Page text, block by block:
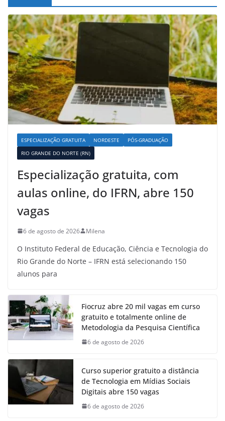
ESPECIALIZAÇÃO GRATUITA NORDESTE
PÓS-GRADUAÇÃO
RIO GRANDE DO NORTE (RN)
Especialização gratuita, com
aulas online, do IFRN, abre 150
vagas
6 de agosto de 2026 Milena
O Instituto Federal de Educação, Ciência e Tecnologia do
Rio Grande do Norte – IFRN está selecionando 150
alunos para
Fiocruz abre 20 mil vagas em curso
gratuito e totalmente online de
Metodologia da Pesquisa Científica
6 de agosto de 2026
Curso superior gratuito a distância
de Tecnologia em Mídias Sociais
Digitais abre 150 vagas
6 de agosto de 2026